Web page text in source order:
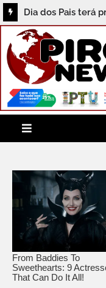
Dia dos Pais terá
Feijoada Histórica
Hotéis